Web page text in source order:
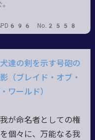
。
No.2558
達の剣を示す号砲の
（ブレイド・オブ・
ワールド）
我が命名者としての権
個々に、万能なる我